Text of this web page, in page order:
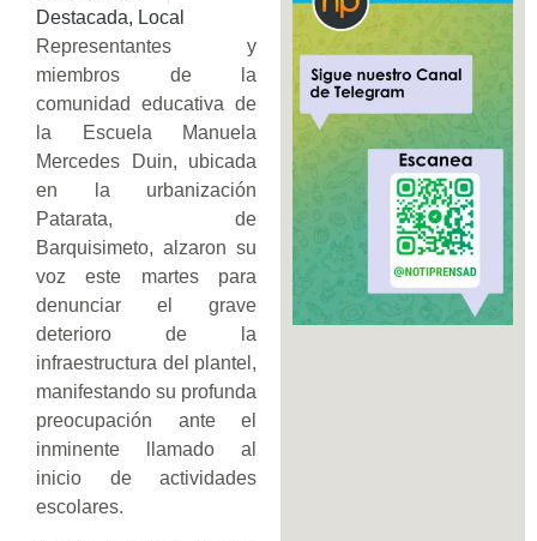
Destacada, Local
Representantes y
miembros de la
comunidad educativa de
la Escuela Manuela
Mercedes Duin, ubicada
en la urbanización
Patarata, de
Barquisimeto, alzaron su
voz este martes para
denunciar el grave
deterioro de la
infraestructura del plantel,
manifestando su profunda
preocupación ante el
inminente llamado al
inicio de actividades
escolares.